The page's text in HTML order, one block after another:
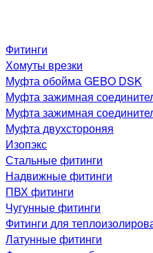
Фитинги
Хомуты врезки
Муфта обойма GEBO DSK
Муфта зажимная
Муфта зажимная
Муфта двухстороняя
Изопэкс
Стальные фитинги
Надвижные фитинги
ПВХ фитинги
Чугунные фитинги
Фитинги для
Латунные фитинги